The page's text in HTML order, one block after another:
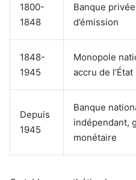
1800-
1848
Banque
d’émission
1848-
1945
Monopole
accru de l’État
Depuis
1945
Banque
indépendant,
monétaire